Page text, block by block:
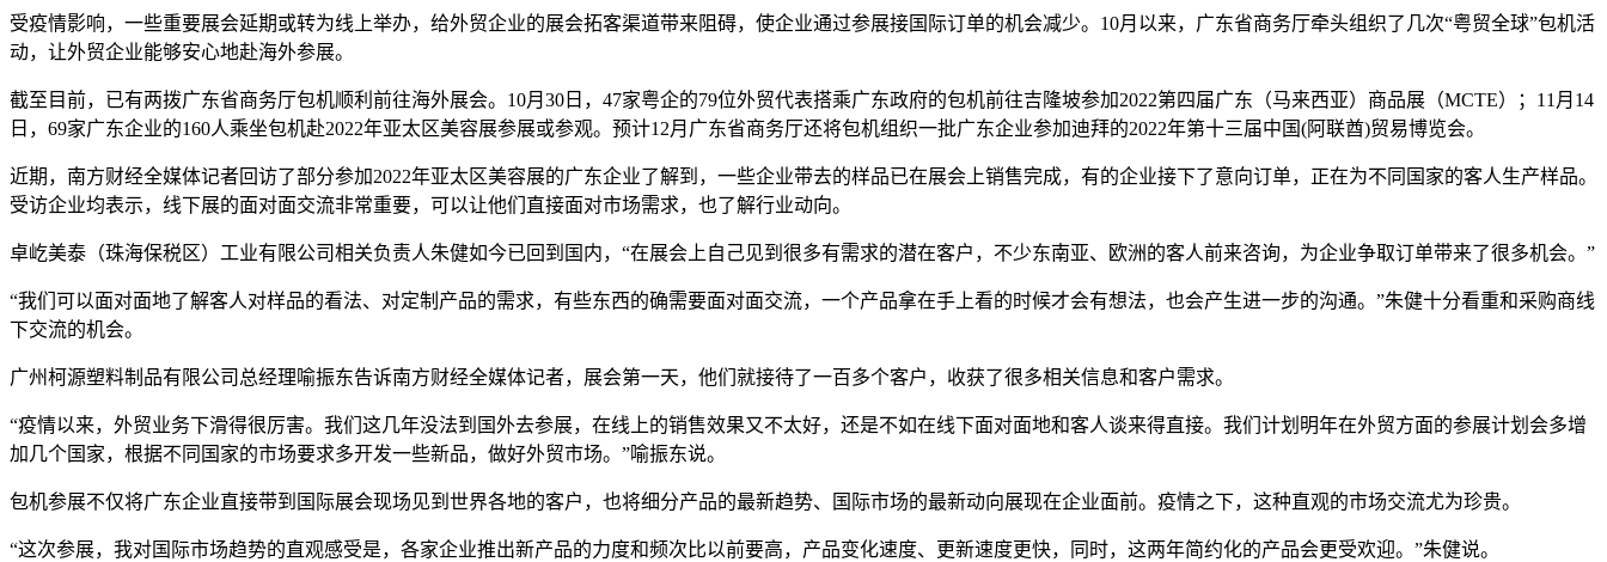
受疫情影响，一些重要展会延期或转为线上举办，给外贸企业的展会拓客渠道带来阻碍，使企业通过参展接国际订单的机会减少。10月以来，广东省商务厅牵头组织了几次“粤贸全球”包机活
动，让外贸企业能够安心地赴海外参展。
截至目前，已有两拨广东省商务厅包机顺利前往海外展会。10月30日，47家粤企的79位外贸代表搭乘广东政府的包机前往吉隆坡参加2022第四届广东（马来西亚）商品展（MCTE）；11月14
日，69家广东企业的160人乘坐包机赴2022年亚太区美容展参展或参观。预计12月广东省商务厅还将包机组织一批广东企业参加迪拜的2022年第十三届中国(阿联酋)贸易博览会。
近期，南方财经全媒体记者回访了部分参加2022年亚太区美容展的广东企业了解到，一些企业带去的样品已在展会上销售完成，有的企业接下了意向订单，正在为不同国家的客人生产样品。
受访企业均表示，线下展的面对面交流非常重要，可以让他们直接面对市场需求，也了解行业动向。
卓屹美泰（珠海保税区）工业有限公司相关负责人朱健如今已回到国内，“在展会上自己见到很多有需求的潜在客户，不少东南亚、欧洲的客人前来咨询，为企业争取订单带来了很多机会。”
“我们可以面对面地了解客人对样品的看法、对定制产品的需求，有些东西的确需要面对面交流，一个产品拿在手上看的时候才会有想法，也会产生进一步的沟通。”朱健十分看重和采购商线
下交流的机会。
广州柯源塑料制品有限公司总经理喻振东告诉南方财经全媒体记者，展会第一天，他们就接待了一百多个客户，收获了很多相关信息和客户需求。
“疫情以来，外贸业务下滑得很厉害。我们这几年没法到国外去参展，在线上的销售效果又不太好，还是不如在线下面对面地和客人谈来得直接。我们计划明年在外贸方面的参展计划会多增
加几个国家，根据不同国家的市场要求多开发一些新品，做好外贸市场。”喻振东说。
包机参展不仅将广东企业直接带到国际展会现场见到世界各地的客户，也将细分产品的最新趋势、国际市场的最新动向展现在企业面前。疫情之下，这种直观的市场交流尤为珍贵。
“这次参展，我对国际市场趋势的直观感受是，各家企业推出新产品的力度和频次比以前要高，产品变化速度、更新速度更快，同时，这两年简约化的产品会更受欢迎。”朱健说。